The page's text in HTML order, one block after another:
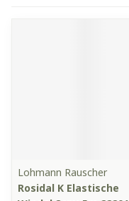
Lohmann Rauscher
Rosidal K Elastische